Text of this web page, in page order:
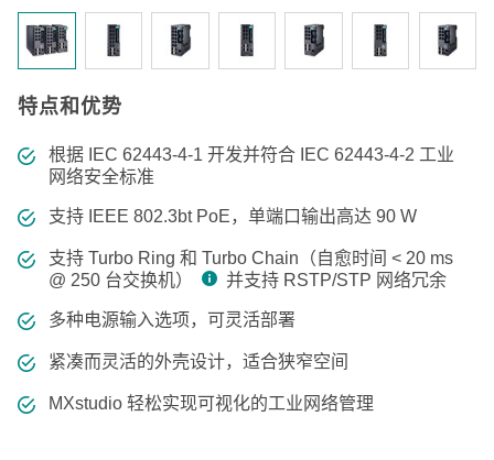
特点和优势
根据 IEC 62443-4-1 开发并符合 IEC 62443-4-2 工业
网络安全标准
支持 IEEE 802.3bt PoE，单端口输出高达 90 W
支持 Turbo Ring 和 Turbo Chain（自愈时间 < 20 ms
@ 250 台交换机）
并支持 RSTP/STP 网络冗余
多种电源输入选项，可灵活部署
紧凑而灵活的外壳设计，适合狭窄空间
MXstudio 轻松实现可视化的工业网络管理